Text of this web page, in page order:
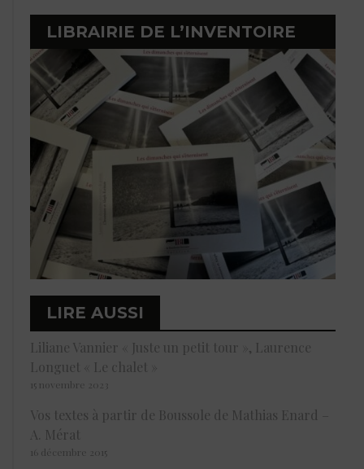
LIBRAIRIE DE L’INVENTOIRE
LIRE AUSSI
Liliane Vannier « Juste un petit tour », Laurence
Longuet « Le chalet »
15 novembre 2023
Vos textes à partir de Boussole de Mathias Enard –
A. Mérat
16 décembre 2015